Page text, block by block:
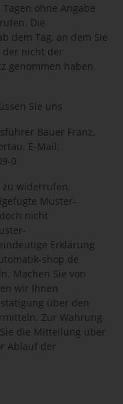
ohne Angabe
Die
dem Tag, an dem Sie
der nicht der
genommen haben
Sie uns
Bauer Franz,
E-Mail:
0
zu widerrufen,
Muster-
nicht
Erklärung
shop.de
Machen Sie von
wir Ihnen
über den
Zur Wahrung
die Mitteilung über
Ablauf der